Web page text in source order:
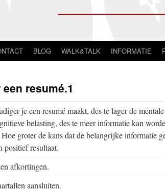
BLOG WALK&TALK INFORMATIE
resumé.1
je een resumé maakt, des te lager de
belasting, des te meer informatie kan
groter de kans dat de belangrijke informatie
positief resultaat.
afkortingen.
aansluiten.